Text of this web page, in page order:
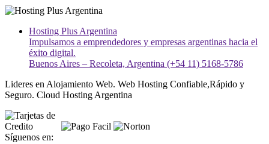
Hosting Plus Argentina
Impulsamos a emprendedores y empresas argentinas hacia el
éxito digital.
Buenos Aires – Recoleta, Argentina (+54 11) 5168-5786
Lideres en Alojamiento Web. Web Hosting Confiable,Rápido y
Seguro. Cloud Hosting Argentina
Síguenos en: